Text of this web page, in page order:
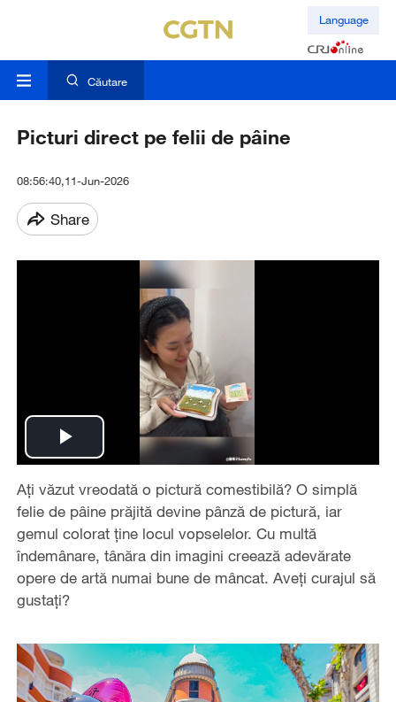
Language
Căutare
Picturi direct pe felii de pâine
08:56:40,11-Jun-2026
Share
Play
Video
Ați văzut vreodată o pictură comestibilă? O simplă
felie de pâine prăjită devine pânză de pictură, iar
gemul colorat ține locul vopselelor. Cu multă
îndemânare, tânăra din imagini creează adevărate
opere de artă numai bune de mâncat. Aveți curajul să
gustați?